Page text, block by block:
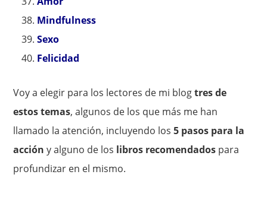
Mindfulness
Sexo
Felicidad
Voy a elegir para los lectores de mi blogtres de
estos temas, algunos de los que más me han
llamado la atención, incluyendo los5 pasos para la
acción y alguno de los libros recomendados para
profundizar en el mismo.